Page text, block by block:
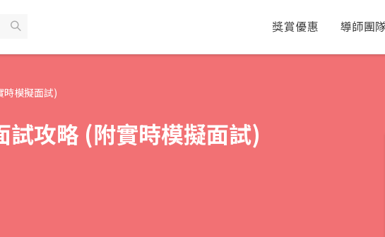
獎賞優惠 導師團
時模擬面試)
試攻略 (附實時模擬面試)